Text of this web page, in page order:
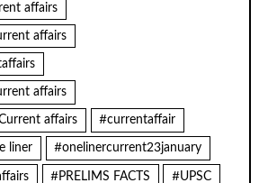
affairs
affairs
affairs
affairs #currentaffair
liner #onelinercurrent23january
#PRELIMS FACTS #UPSC